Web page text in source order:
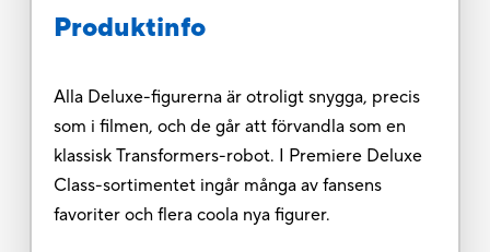
Produktinfo
Alla Deluxe-figurerna är otroligt snygga, precis
som i filmen, och de går att förvandla som en
klassisk Transformers-robot. I Premiere Deluxe
Class-sortimentet ingår många av fansens
favoriter och flera coola nya figurer.